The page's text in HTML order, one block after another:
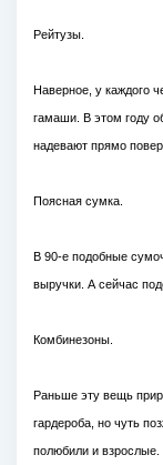
Рейтузы.
Наверное, у каждого
гамаши. В этом году
надевают прямо
Поясная сумка.
В 90-е подобные
выручки. А сейчас
Комбинезоны.
Раньше эту вещь
гардероба, но чуть
полюбили и взрослые.